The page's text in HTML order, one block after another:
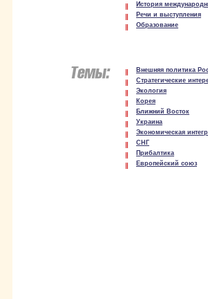
История
Речи и выступления
Образование
Внешняя политика
Стратегические
Экология
Корея
Ближний Восток
Украина
Экономическая
СНГ
Прибалтика
Европейский союз